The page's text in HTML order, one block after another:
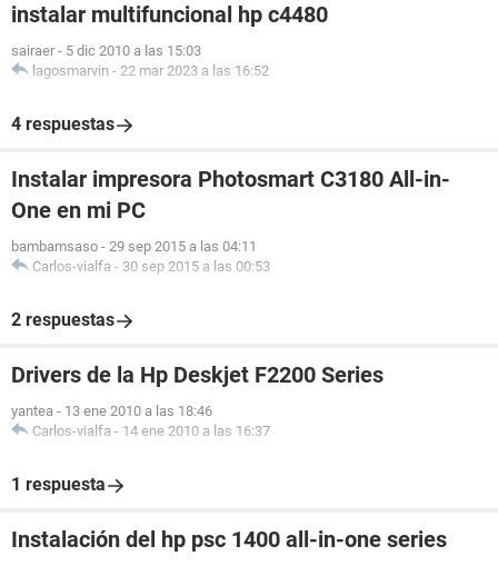
instalar multifuncional hp c4480
sairaer - 5 dic 2010 a las 15:03
lagosmarvin - 22 mar 2023 a las 16:52
4 respuestas
Instalar impresora Photosmart C3180 All-in-
One en mi PC
bambamsaso - 29 sep 2015 a las 04:11
Carlos-vialfa - 30 sep 2015 a las 00:53
2 respuestas
Drivers de la Hp Deskjet F2200 Series
yantea - 13 ene 2010 a las 18:46
Carlos-vialfa - 14 ene 2010 a las 16:37
1 respuesta
Instalación del hp psc 1400 all-in-one series